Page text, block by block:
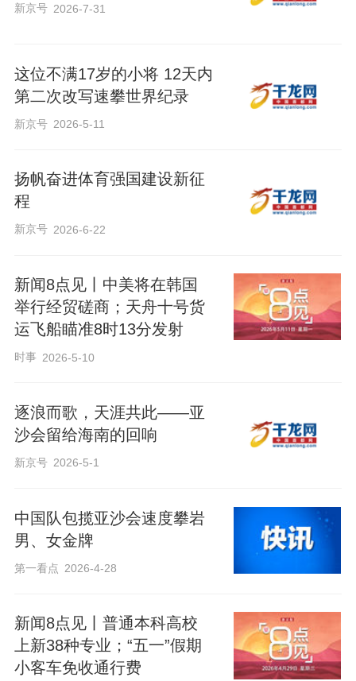
新京号 2026-7-31
这位不满17岁的小将 12天内
第二次改写速攀世界纪录
新京号 2026-5-11
扬帆奋进体育强国建设新征
程
新京号 2026-6-22
新闻8点见丨中美将在韩国
举行经贸磋商；天舟十号货
运飞船瞄准8时13分发射
时事 2026-5-10
逐浪而歌，天涯共此——亚
沙会留给海南的回响
新京号 2026-5-1
中国队包揽亚沙会速度攀岩
男、女金牌
第一看点 2026-4-28
新闻8点见丨普通本科高校
上新38种专业；“五一”假期
小客车免收通行费